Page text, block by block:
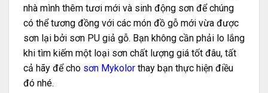
nhà mình thêm tươi mới và sinh động sơn để chúng
có thể tương đồng với các món đồ gỗ mới vừa được
sơn lại bởi sơn PU giả gỗ. Bạn không cần phải lo lắng
khi tìm kiếm một loại sơn chất lượng giá tốt đâu, tất
cả hãy để cho sơn Mykolor thay bạn thực hiện điều
đó nhé.